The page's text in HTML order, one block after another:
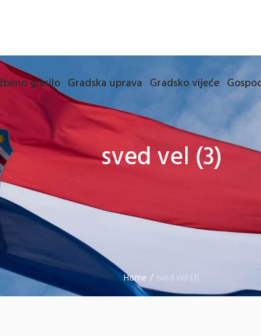
glasilo Gradska uprava Gradsko vijeće
sved vel (3)
Home /sved vel (3)